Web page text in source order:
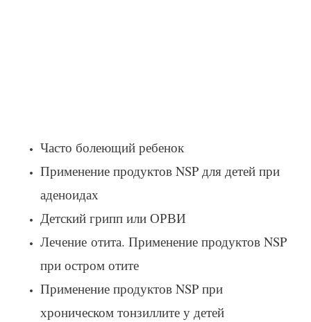
Часто болеющий ребенок
Применение продуктов NSP для детей при
аденоидах
Детский грипп или ОРВИ
Лечение отита. Применение продуктов NSP
при остром отите
Применение продуктов NSP при
хроническом тонзиллите у детей